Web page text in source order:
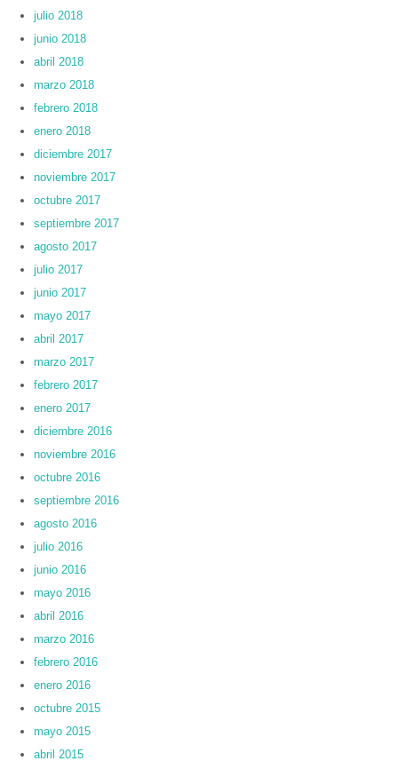
julio 2018
junio 2018
abril 2018
marzo 2018
febrero 2018
enero 2018
diciembre 2017
noviembre 2017
octubre 2017
septiembre 2017
agosto 2017
julio 2017
junio 2017
mayo 2017
abril 2017
marzo 2017
febrero 2017
enero 2017
diciembre 2016
noviembre 2016
octubre 2016
septiembre 2016
agosto 2016
julio 2016
junio 2016
mayo 2016
abril 2016
marzo 2016
febrero 2016
enero 2016
octubre 2015
mayo 2015
abril 2015